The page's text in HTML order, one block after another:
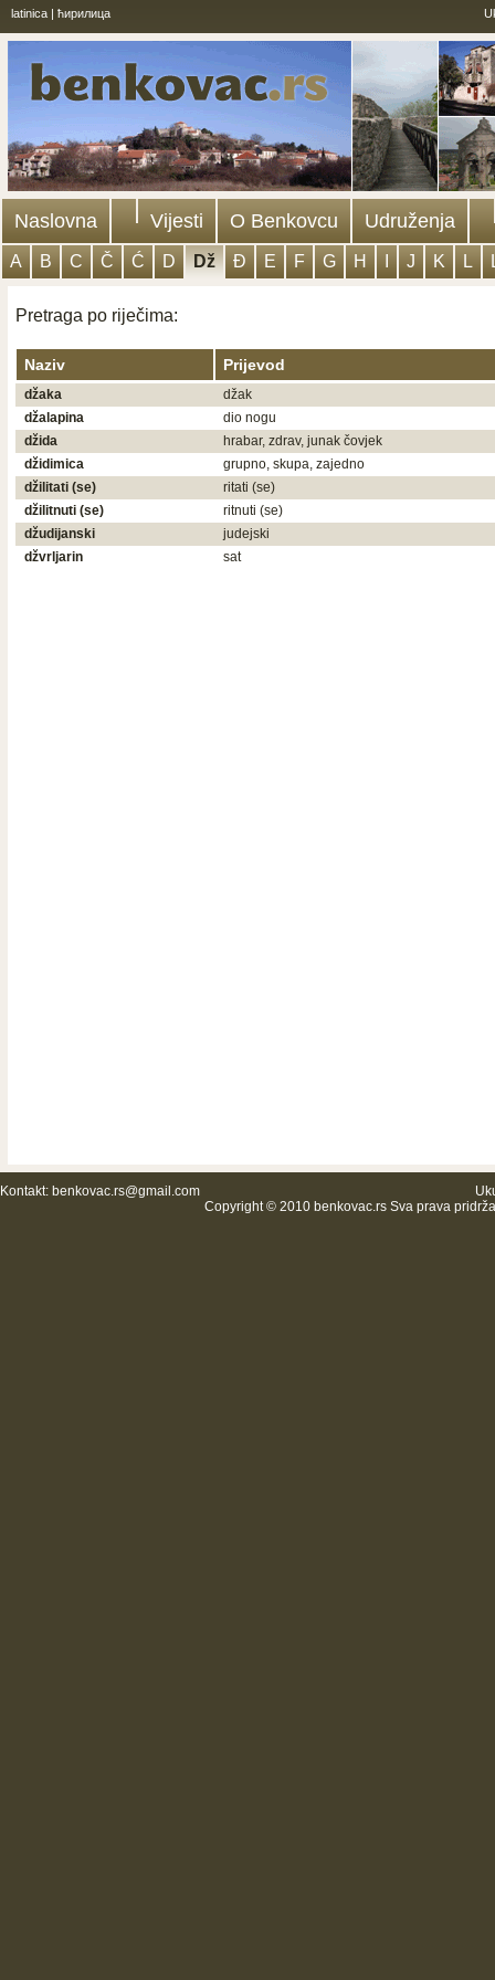
latinica | ћирилица
Naslovna Vijesti O Benkovcu Udruženja
A B C Č Ć D Dž Đ E F G H J K L
Pretraga po riječima:
Naziv Prijevod
džaka
džak
džalapina
dio nogu
džida
hrabar, zdrav, junak čovjek
džidimica
grupno, skupa, zajedno
džilitati (se)
ritati (se)
džilitnuti (se)
ritnuti (se)
džudijanski
judejski
džvrljarin
sat
Kontakt: benkovac.rs@gmail.com
Copyright © 2010 benkovac.rs Sva prava